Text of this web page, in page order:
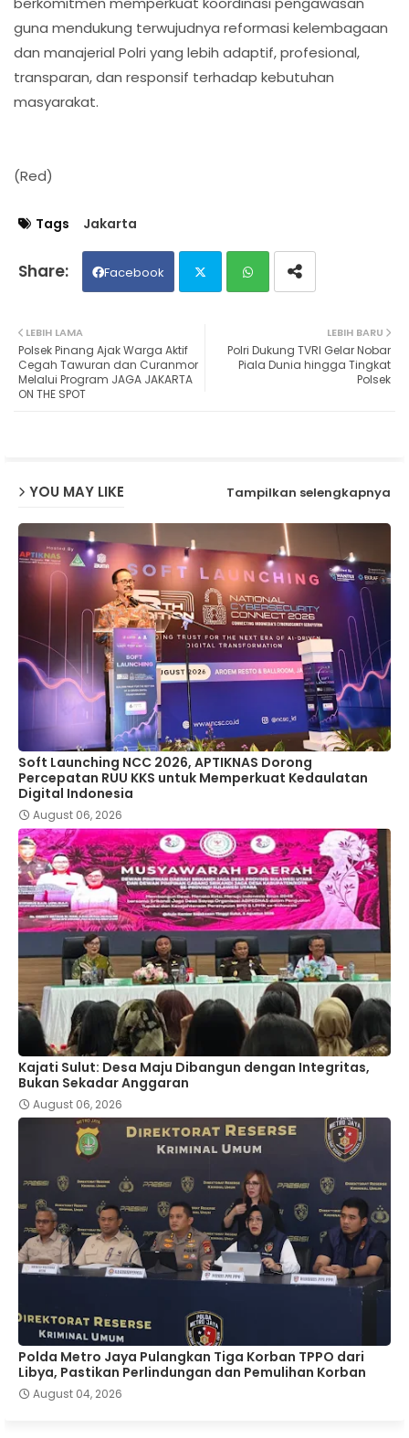
guna mendukung terwujudnya reformasi kelembagaan
dan manajerial Polri yang lebih adaptif, profesional,
transparan, dan responsif terhadap kebutuhan
masyarakat.
(Red)
Tags Jakarta
Facebook
ats
LEBIH BARU
Polri Dukung TVRI Gelar Nobar
Piala Dunia hingga Tingkat
Polsek
LEBIH LAMA
Polsek Pinang Ajak Warga Aktif
Cegah Tawuran dan Curanmor
Melalui Program JAGA JAKARTA
ON THE SPOT
YOU MAY LIKE Tampilkan selengkapnya
Soft Launching NCC 2026, APTIKNAS Dorong
Percepatan RUU KKS untuk Memperkuat Kedaulatan
Digital Indonesia
August 06, 2026
Kajati Sulut: Desa Maju Dibangun dengan Integritas,
Bukan Sekadar Anggaran
August 06, 2026
Polda Metro Jaya Pulangkan Tiga Korban TPPO dari
Libya, Pastikan Perlindungan dan Pemulihan Korban
August 04, 2026